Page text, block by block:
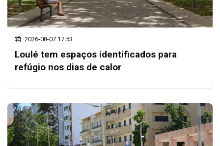
2026-08-07 17:53
Loulé tem espaços identificados para
refúgio nos dias de calor